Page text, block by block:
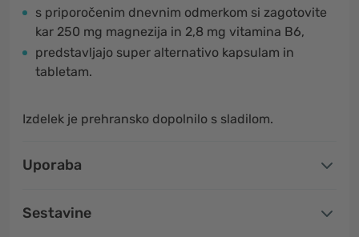
s priporočenim dnevnim odmerkom si zagotovite
kar 250 mg magnezija in 2,8 mg vitamina B6,
predstavljajo super alternativo kapsulam in
tabletam.
Izdelek je prehransko dopolnilo s sladilom.
Uporaba
Sestavine